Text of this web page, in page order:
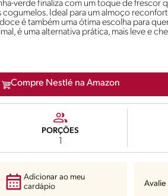
verde finaliza com um toque de frescor
Ideal para um almoço
é também uma ótima escolha para
é uma alternativa prática, mais leve e
Compre Nestlé na Amazon
PORÇÕES
Adicionar ao meu
cardápio
Avalie